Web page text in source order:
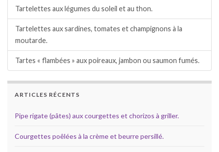
Tartelettes aux légumes du soleil et au thon.
Tartelettes aux sardines, tomates et champignons à la
moutarde.
Tartes « flambées » aux poireaux, jambon ou saumon fumés.
ARTICLES RÉCENTS
Pipe rigate (pâtes) aux courgettes et chorizos à griller.
Courgettes poêlées à la crème et beurre persillé.